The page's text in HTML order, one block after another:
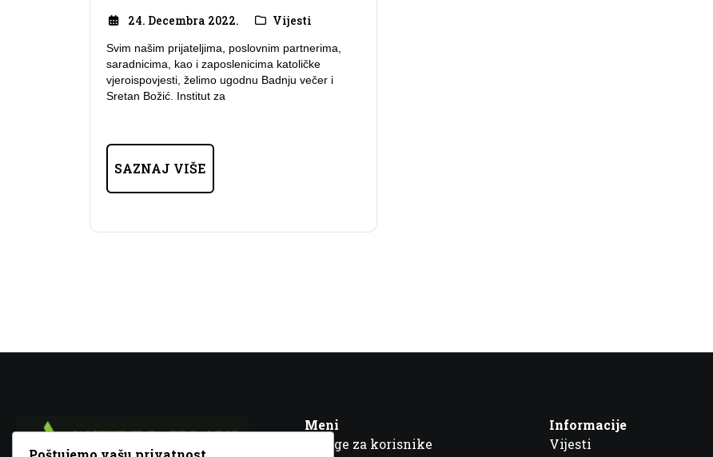
24. Decembra 2022. Vijesti
Svim našim prijateljima, poslovnim partnerima,
saradnicima, kao i zaposlenicima katoličke
vjeroispovjesti, želimo ugodnu Badnju večer i
Sretan Božić. Institut za
SAZNAJ VIŠE
Meni
Usluge za korisnike
Informacije
Vijesti